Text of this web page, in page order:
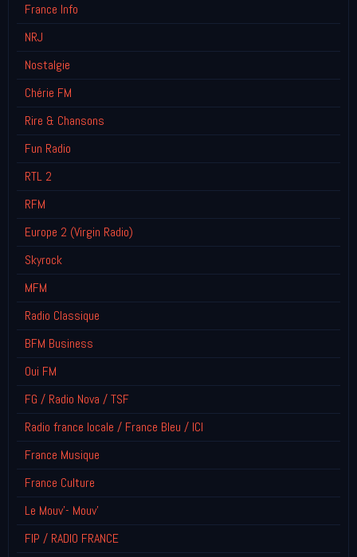
France Info
NRJ
Nostalgie
Chérie FM
Rire & Chansons
Fun Radio
RTL 2
RFM
Europe 2 (Virgin Radio)
Skyrock
MFM
Radio Classique
BFM Business
Oui FM
FG / Radio Nova / TSF
Radio france locale / France Bleu / ICI
France Musique
France Culture
Le Mouv'- Mouv'
FIP / RADIO FRANCE